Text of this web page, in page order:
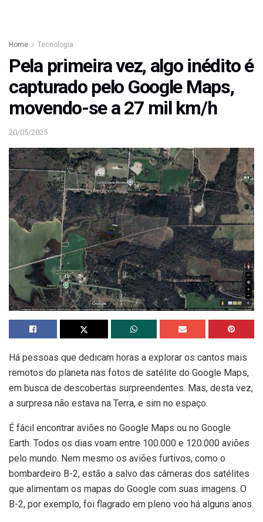
Home Tecnologia
Pela primeira vez, algo inédito é
capturado pelo Google Maps,
movendo-se a 27 mil km/h
20/05/2025
Há pessoas que dedicam horas a explorar os cantos mais
remotos do planeta nas fotos de satélite do Google Maps,
em busca de descobertas surpreendentes. Mas, desta vez,
a surpresa não estava na Terra, e sim no espaço.
É fácil encontrar aviões no Google Maps ou no Google
Earth. Todos os dias voam entre 100.000 e 120.000 aviões
pelo mundo. Nem mesmo os aviões furtivos, como o
bombardeiro B-2, estão a salvo das câmeras dos satélites
que alimentam os mapas do Google com suas imagens. O
B-2, por exemplo, foi flagrado em pleno voo há alguns anos.